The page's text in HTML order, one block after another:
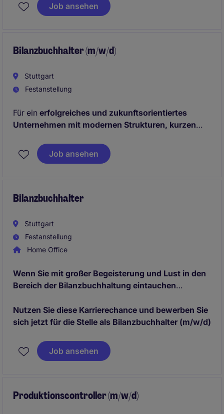
fachlich verstärkt und aktiv mitgestaltet
Job ansehen
Bilanzbuchhalter (m/w/d)
Stuttgart
Festanstellung
Für ein erfolgreiches und zukunftsorientiertes
Unternehmen mit modernen Strukturen, kurzen
Unternehmenskultur
suchen wir einen
Bilanzbuchhalter (m/w/d)
Job ansehen
Bilanzbuchhalter
Stuttgart
Festanstellung
Home Office
Wenn Sie mit großer Begeisterung und Lust in den
Bereich der Bilanzbuchhaltung eintauchen
den wir uns freuen!
Nutzen Sie diese Karrierechance und bewerben Sie
sich jetzt für die Stelle als Bilanzbuchhalter (m/w/d)
Job ansehen
Produktionscontroller (m/w/d)